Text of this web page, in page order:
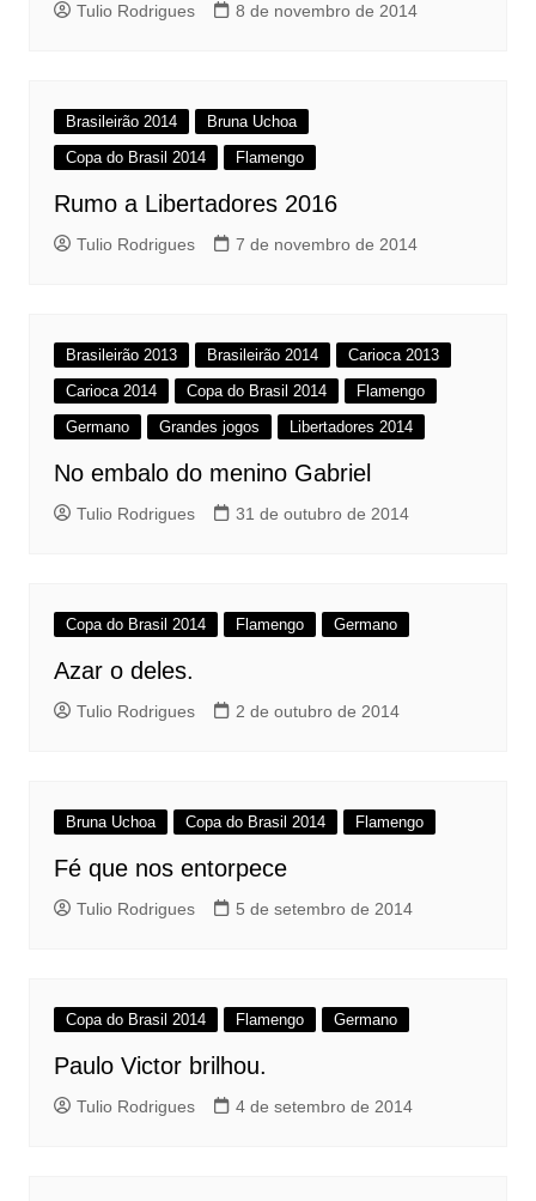
Tulio Rodrigues 8 de novembro de 2014
Brasileirão 2014
Bruna Uchoa
Copa do Brasil 2014
Flamengo
Rumo a Libertadores 2016
Tulio Rodrigues 7 de novembro de 2014
Brasileirão 2013 Brasileirão 2014
Carioca 2013
Carioca 2014
Copa do Brasil 2014
Flamengo
Germano
Grandes jogos Libertadores 2014
No embalo do menino Gabriel
Tulio Rodrigues 31 de outubro de 2014
Copa do Brasil 2014 Flamengo Germano
Azar o deles.
Tulio Rodrigues 2 de outubro de 2014
Bruna Uchoa Copa do Brasil 2014 Flamengo
Fé que nos entorpece
Tulio Rodrigues 5 de setembro de 2014
Copa do Brasil 2014 Flamengo Germano
Paulo Victor brilhou.
Tulio Rodrigues 4 de setembro de 2014